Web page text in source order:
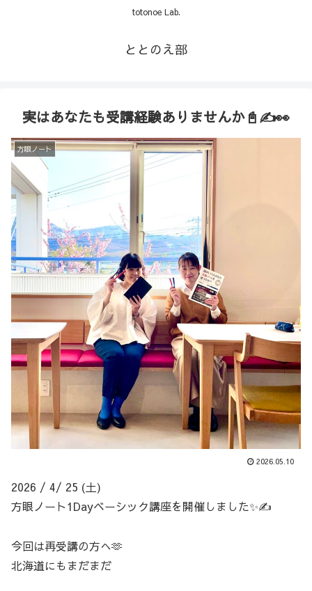
totonoe Lab.
ととのえ部
実はあなたも受講経験ありませんか📓✍️👀
方眼ノート
2026.05.10
2026 / 4/ 25 (土)
方眼ノート1Dayベーシック講座を開催しました✨✍️
今回は再受講の方へ🫶
北海道にもまだまだ